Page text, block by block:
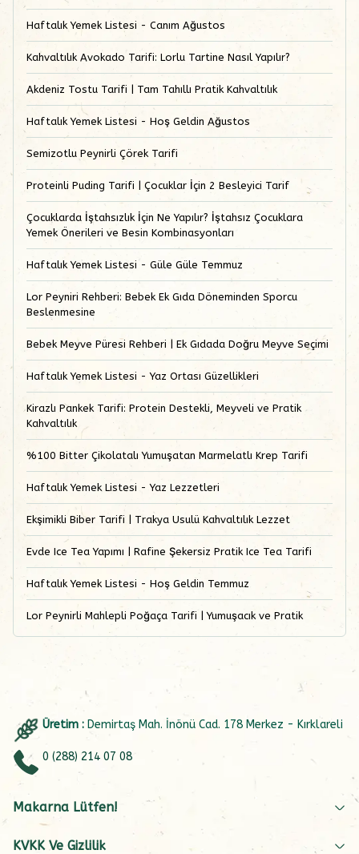
Haftalık Yemek Listesi - Canım Ağustos
Kahvaltılık Avokado Tarifi: Lorlu Tartine Nasıl Yapılır?
Akdeniz Tostu Tarifi | Tam Tahıllı Pratik Kahvaltılık
Haftalık Yemek Listesi - Hoş Geldin Ağustos
Semizotlu Peynirli Çörek Tarifi
Proteinli Puding Tarifi | Çocuklar İçin 2 Besleyici Tarif
Çocuklarda İştahsızlık İçin Ne Yapılır? İştahsız Çocuklara
Yemek Önerileri ve Besin Kombinasyonları
Haftalık Yemek Listesi - Güle Güle Temmuz
Lor Peyniri Rehberi: Bebek Ek Gıda Döneminden Sporcu
Beslenmesine
Bebek Meyve Püresi Rehberi | Ek Gıdada Doğru Meyve Seçimi
Haftalık Yemek Listesi - Yaz Ortası Güzellikleri
Kirazlı Pankek Tarifi: Protein Destekli, Meyveli ve Pratik
Kahvaltılık
%100 Bitter Çikolatalı Yumuşatan Marmelatlı Krep Tarifi
Haftalık Yemek Listesi - Yaz Lezzetleri
Ekşimikli Biber Tarifi | Trakya Usulü Kahvaltılık Lezzet
Evde Ice Tea Yapımı | Rafine Şekersiz Pratik Ice Tea Tarifi
Haftalık Yemek Listesi - Hoş Geldin Temmuz
Lor Peynirli Mahlepli Poğaça Tarifi | Yumuşacık ve Pratik
Üretim : Demirtaş Mah. İnönü Cad. 178 Merkez - Kırklareli
0 (288) 214 07 08
Makarna Lütfen!
KVKK Ve Gizlilik